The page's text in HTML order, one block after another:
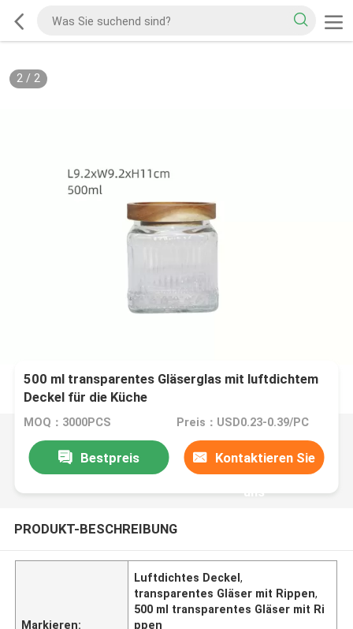
2/ 2
500 ml transparentes Gläserglas mit luftdichtem
Deckel für die Küche
MOQ：3000PCS Preis：USD0.23-0.39/PC
Bestpreis Kontaktieren Sie
uns
PRODUKT-BESCHREIBUNG
Markieren:
Luftdichtes Deckel,
transparentes Gläser mit Rippen,
500 ml transparentes Gläser mit Ri
ppen